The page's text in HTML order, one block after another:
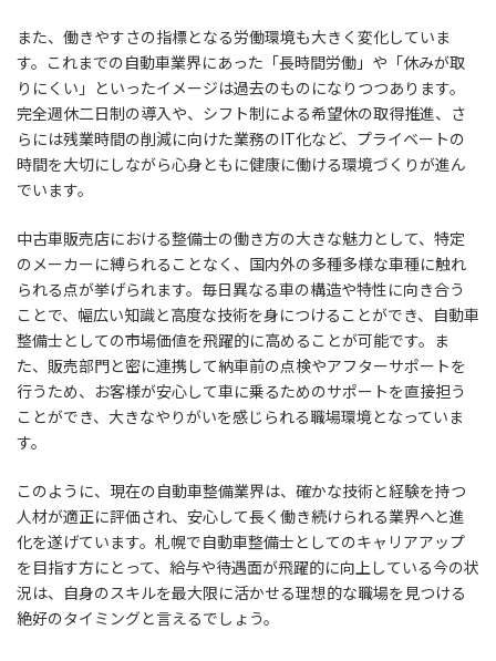
また、働きやすさの指標となる労働環境も大きく変化していま
す。これまでの自動車業界にあった「長時間労働」や「休みが取
りにくい」といったイメージは過去のものになりつつあります。
完全週休二日制の導入や、シフト制による希望休の取得推進、さ
らには残業時間の削減に向けた業務のIT化など、プライベートの
時間を大切にしながら心身ともに健康に働ける環境づくりが進ん
でいます。
中古車販売店における整備士の働き方の大きな魅力として、特定
のメーカーに縛られることなく、国内外の多種多様な車種に触れ
られる点が挙げられます。毎日異なる車の構造や特性に向き合う
ことで、幅広い知識と高度な技術を身につけることができ、自動車
整備士としての市場価値を飛躍的に高めることが可能です。ま
た、販売部門と密に連携して納車前の点検やアフターサポートを
行うため、お客様が安心して車に乗るためのサポートを直接担う
ことができ、大きなやりがいを感じられる職場環境となっていま
す。
このように、現在の自動車整備業界は、確かな技術と経験を持つ
人材が適正に評価され、安心して長く働き続けられる業界へと進
化を遂げています。札幌で自動車整備士としてのキャリアアップ
を目指す方にとって、給与や待遇面が飛躍的に向上している今の状
況は、自身のスキルを最大限に活かせる理想的な職場を見つける
絶好のタイミングと言えるでしょう。